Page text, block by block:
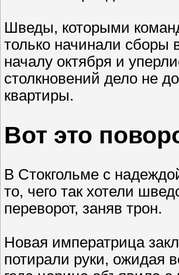
Шведы, которыми
только начинали сборы
началу октября и
столкновений дело не
квартиры.
Вот это
В Стокгольме с
то, чего так хотели
переворот, заняв трон.
Новая императрица
потирали руки, ожидая